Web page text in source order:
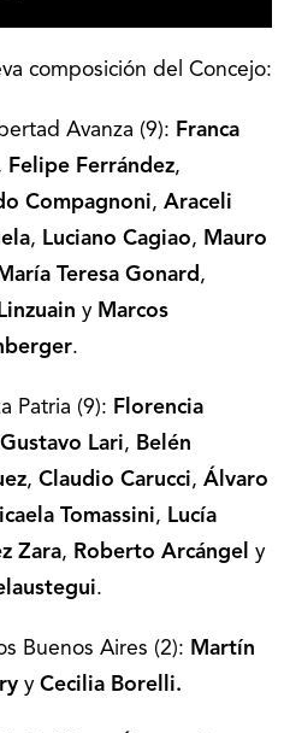
composición del Concejo:
Avanza (9): Franca
Felipe Ferrández,
Compagnoni, Araceli
, Luciano Cagiao, Mauro
María Teresa Gonard ,
y Marcos
.
Patria (9): Florencia
Gustavo Lari, Belén
, Claudio Carucci, Álvaro
Tomassini, Lucía
Zara, Roberto Arcángel y
.
Buenos Aires (2): Martín
y Cecilia Borelli.